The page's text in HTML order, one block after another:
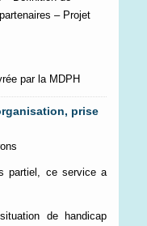
– Projet
par la MDPH
prise
partiel, ce service a
de handicap